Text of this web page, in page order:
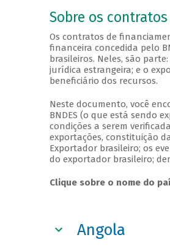
Sobre os contratos
Os contratos de
financeira concedida pelo
brasileiros. Neles, são
jurídica estrangeira; e o
beneficiário dos recursos.
Neste documento, você
BNDES (o que está sendo
condições a serem
exportações, constituição
Exportador brasileiro; os
do exportador brasileiro;
Clique sobre o nome do
Angola